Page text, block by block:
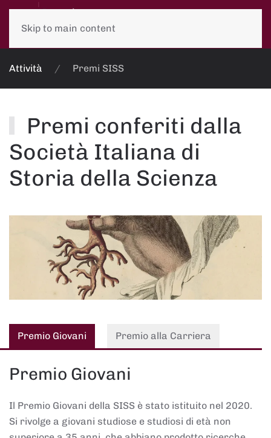
Skip to main content
Attività Premi SISS
Premi conferiti dalla
Società Italiana di
Storia della Scienza
Premio Giovani Premio alla Carriera
Premio Giovani
Il Premio Giovani della SISS è stato istituito nel 2020.
Si rivolge a giovani studiose e studiosi di età non